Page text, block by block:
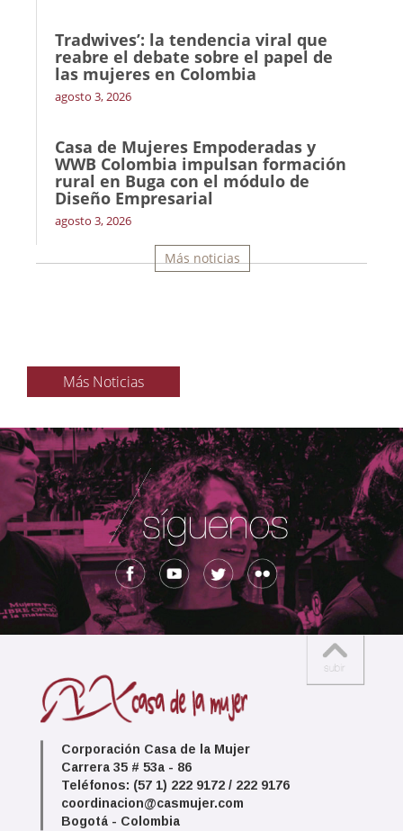
Tradwives’: la tendencia viral que
reabre el debate sobre el papel de
las mujeres en Colombia
agosto 3, 2026
Casa de Mujeres Empoderadas y
WWB Colombia impulsan formación
rural en Buga con el módulo de
Diseño Empresarial
agosto 3, 2026
Más noticias
Más Noticias
Corporación Casa de la Mujer
Carrera 35 # 53a - 86
Teléfonos: (57 1) 222 9172 / 222 9176
coordinacion@casmujer.com
Bogotá - Colombia